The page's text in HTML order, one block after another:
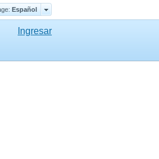
Еspañol
Ingresar